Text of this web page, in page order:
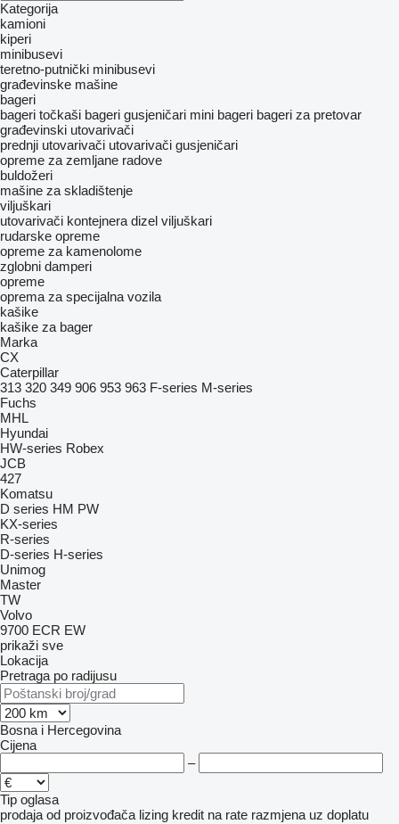
Kategorija
kamioni
kiperi
minibusevi
teretno-putnički minibusevi
građevinske mašine
bageri
bageri točkaši bageri gusjeničari mini bageri bageri za pretovar
građevinski utovarivači
prednji utovarivači utovarivači gusjeničari
opreme za zemljane radove
buldožeri
mašine za skladištenje
viljuškari
utovarivači kontejnera dizel viljuškari
rudarske opreme
opreme za kamenolome
zglobni damperi
opreme
oprema za specijalna vozila
kašike
kašike za bager
Marka
CX
Caterpillar
313 320 349 906 953 963 F-series M-series
Fuchs
MHL
Hyundai
HW-series Robex
JCB
427
Komatsu
D series HM PW
KX-series
R-series
D-series H-series
Unimog
Master
TW
Volvo
9700 ECR EW
prikaži sve
Lokacija
Pretraga po radijusu
Bosna i Hercegovina
Cijena
–
Tip oglasa
prodaja od proizvođača lizing kredit na rate razmjena uz doplatu